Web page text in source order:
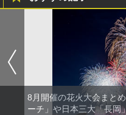
8月開催の花火大会まと
ーチ」や日本三大「長岡